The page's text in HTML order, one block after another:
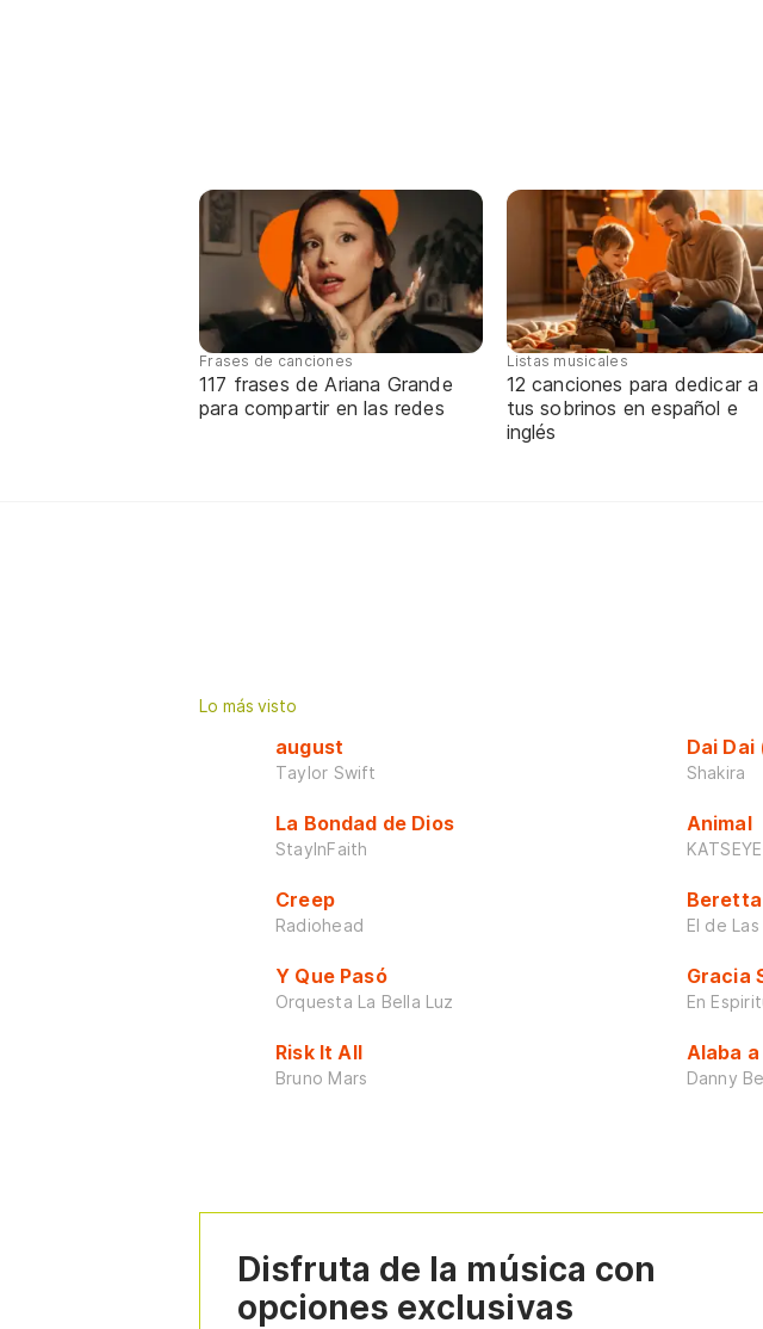
Frases de canciones
117 frases de Ariana Grande
para compartir en las redes
Listas musicales
12 canciones para dedicar a
tus sobrinos en español e
inglés
Lo más visto
august
Taylor Swift
La Bondad de Dios
StayInFaith
Creep
Radiohead
Y Que Pasó
Orquesta La Bella Luz
Risk It All
Bruno Mars
Dai
Shakira
Animal
KATSEYE
Beretta
El de Las
Gracia
En
Alaba
Danny
Disfruta de la música con
opciones exclusivas